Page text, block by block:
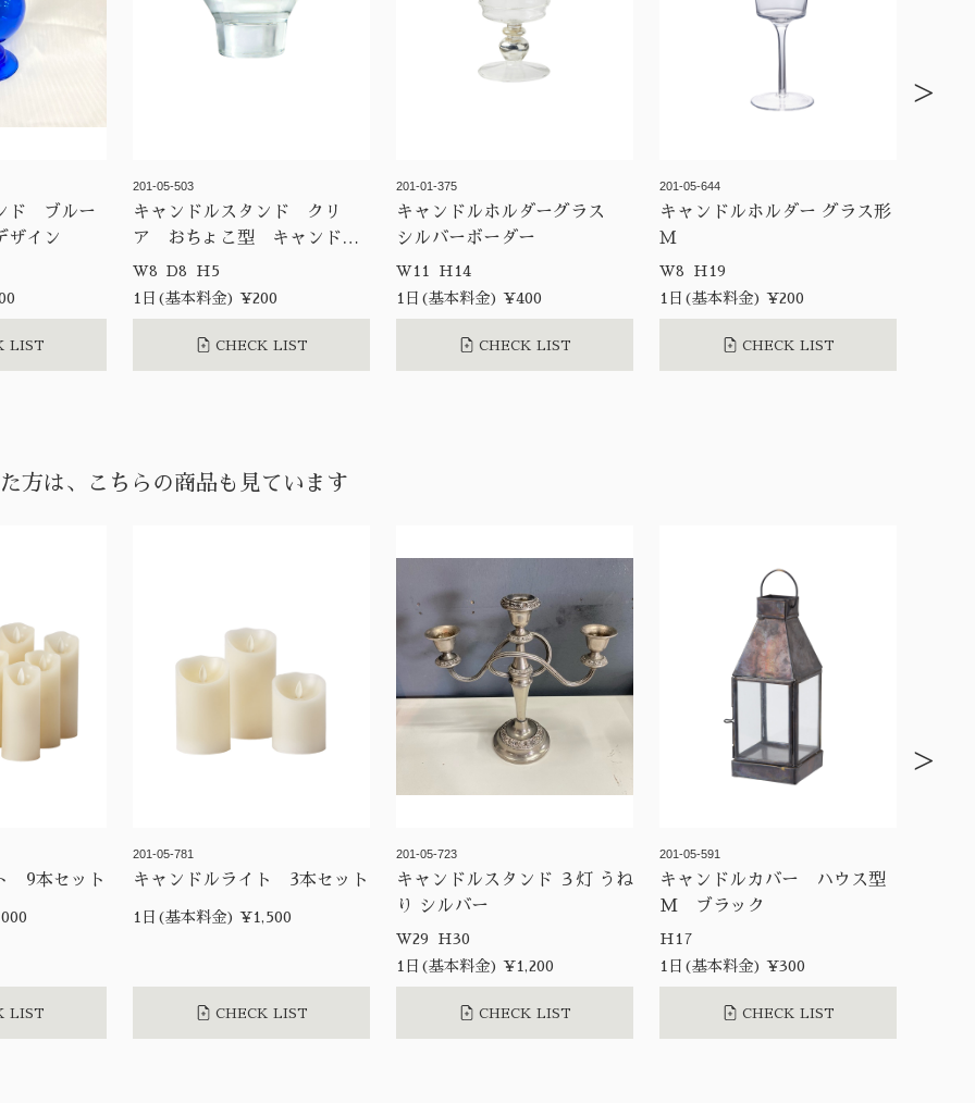
ド ブルー
ザイン
LIST
201-05-503
キャンドルスタンド クリ
ア おちょこ型 キャンド
ル キャンドルホルダー
W8 D8 H5
1日(基本料金) ¥200
CHECK LIST
201-01-375
キャンドルホルダーグラス
シルバーボーダー
W11 H14
1日(基本料金) ¥400
CHECK LIST
201-05-644
キャンドルホルダー グラス形
Ｍ
W8 H19
1日(基本料金) ¥200
CHECK LIST
>
方は、こちらの商品も見ています
9本セット
LIST
201-05-781
キャンドルライト 3本セット
1日(基本料金) ¥1,500
CHECK LIST
201-05-723
キャンドルスタンド ３灯 うね
り シルバー
W29 H30
1日(基本料金) ¥1,200
CHECK LIST
201-05-591
キャンドルカバー ハウス型
M ブラック
H17
1日(基本料金) ¥300
CHECK LIST
>